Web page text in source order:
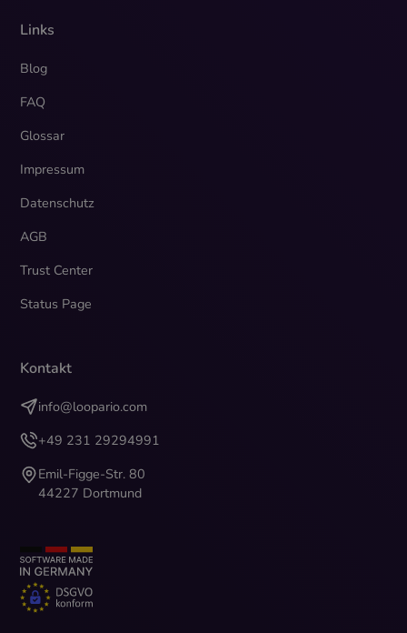
Links
Blog
FAQ
Glossar
Impressum
Datenschutz
AGB
Trust Center
Status Page
Kontakt
info@loopario.com
+49 231 29294991
Emil-Figge-Str. 80
44227 Dortmund